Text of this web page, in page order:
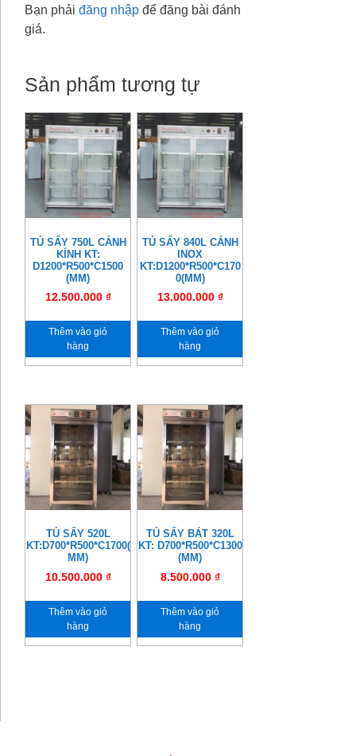
Bạn phải đăng nhập để đăng bài đánh
giá.
Sản phẩm tương tự
TỦ SẤY 750L CÁNH
KÍNH KT:
D1200*R500*C1500
(MM)
12.500.000 ₫
Thêm vào giỏ
hàng
TỦ SẤY 840L CÁNH
INOX
KT:D1200*R500*C170
0(MM)
13.000.000 ₫
Thêm vào giỏ
hàng
TỦ SẤY 520L
KT:D700*R500*C1700(
MM)
10.500.000 ₫
Thêm vào giỏ
hàng
TỦ SẤY BÁT 320L
KT: D700*R500*C1300
(MM)
8.500.000 ₫
Thêm vào giỏ
hàng